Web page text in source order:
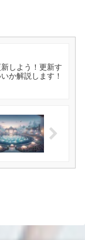
しよう！更新す
か解説します！